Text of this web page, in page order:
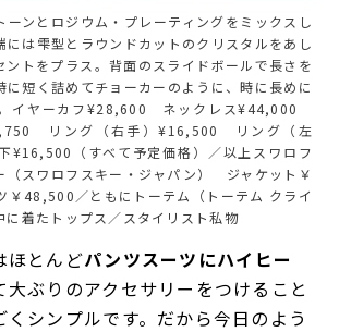
ーンとロジウム・プレーティングをミックスし
には雫型とラウンドカットのクリスタルをあし
ントをプラス。背面のスライドボールで長さを
に短く詰めてチョーカーのように、時に長めに
。イヤーカフ¥28,600 ネックレス¥44,000
リング（右手）¥16,500 リング（左
（すべて予定価格）／以上スワロフ
（スワロフスキー・ジャパン） ジャケット￥
48,500／ともにトーテム（トーテム クライ
着たトップス／スタイリスト私物
ほとんどパンツスーツにハイヒー
大ぶりのアクセサリーをつけること
シンプルです。だから今日のよう